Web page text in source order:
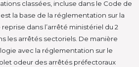
classées, incluse dans le Code de
la base de la réglementation sur la
dans l’arrêté ministériel du 2
les arrêtés sectoriels. De manière
avec la réglementation sur le
odeur des arrêtés préfectoraux